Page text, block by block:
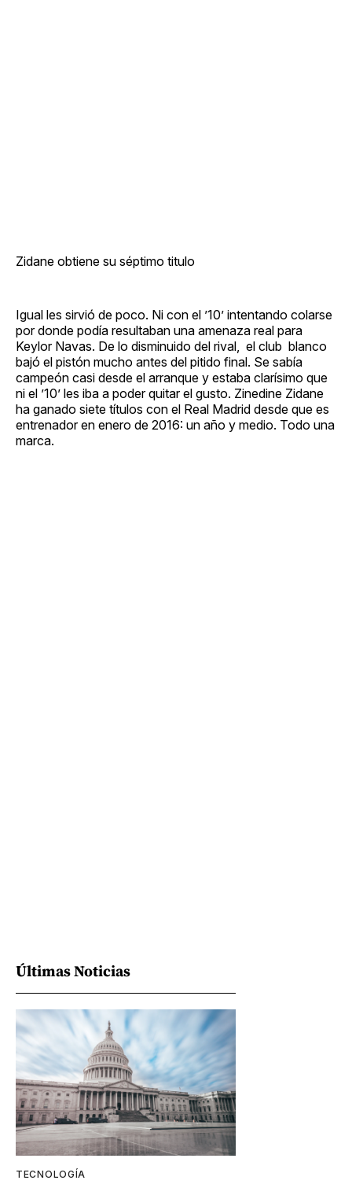
Zidane obtiene su séptimo titulo
Igual les sirvió de poco. Ni con el ’10’ intentando colarse
por donde podía resultaban una amenaza real para
Keylor Navas. De lo disminuido del rival, el club blanco
bajó el pistón mucho antes del pitido final. Se sabía
campeón casi desde el arranque y estaba clarísimo que
ni el ’10’ les iba a poder quitar el gusto. Zinedine Zidane
ha ganado siete títulos con el Real Madrid desde que es
entrenador en enero de 2016: un año y medio. Todo una
marca.
Últimas Noticias
TECNOLOGÍA